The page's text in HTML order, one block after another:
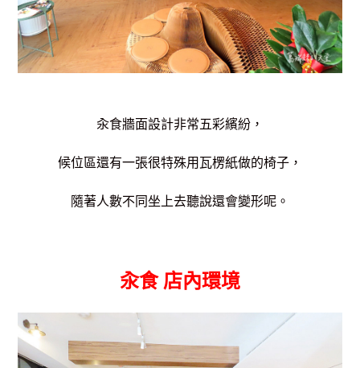
汆食牆面設計非常五彩繽紛，
候位區還有一張很特殊用瓦楞紙做的椅子，
隨著人數不同坐上去聽說還會變形呢。
汆食 店內環境